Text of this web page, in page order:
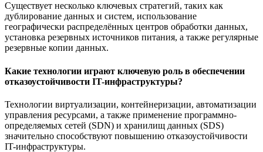
Существует несколько ключевых стратегий, таких как
дублирование данных и систем, использование
географически распределённых центров обработки данных,
установка резервных источников питания, а также регулярные
резервные копии данных.
Какие технологии играют ключевую роль в обеспечении
отказоустойчивости IT-инфраструктуры?
Технологии виртуализации, контейнеризации, автоматизации
управления ресурсами, а также применение программно-
определяемых сетей (SDN) и хранилищ данных (SDS)
значительно способствуют повышению отказоустойчивости
IT-инфраструктуры.